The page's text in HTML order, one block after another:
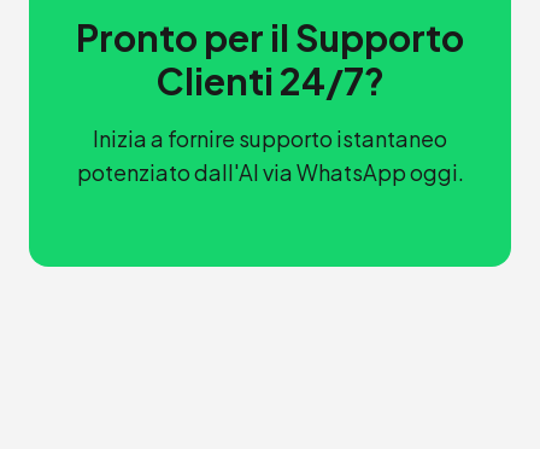
Pronto per il Supporto
Clienti 24/7?
Inizia a fornire supporto istantaneo
potenziato dall'AI via WhatsApp oggi.